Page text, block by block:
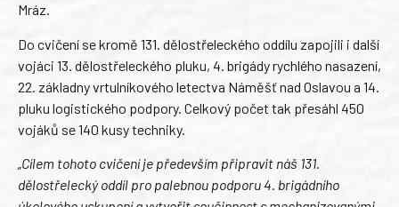
Mráz.
Do cvičení se kromě 131. dělostřeleckého oddílu zapojili i další
vojáci 13. dělostřeleckého pluku, 4. brigády rychlého nasazení,
22. základny vrtulníkového letectva Náměšť nad Oslavou a 14.
pluku logistického podpory. Celkový počet tak přesáhl 450
vojáků se 140 kusy techniky.
„Cílem tohoto cvičení je především připravit náš 131.
dělostřelecký oddíl pro palebnou podporu 4. brigádního